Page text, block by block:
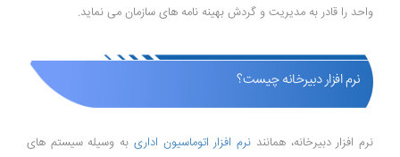
واحد را قادر به مدیریت و گردش بهینه نامه ‌های سازمان می ‌نماید.
نرم افزار دبیرخانه چیست؟
نرم ‌افزار دبیرخانه، همانند نرم افزار اتوماسیون اداری به وسیله سیستم ‌های